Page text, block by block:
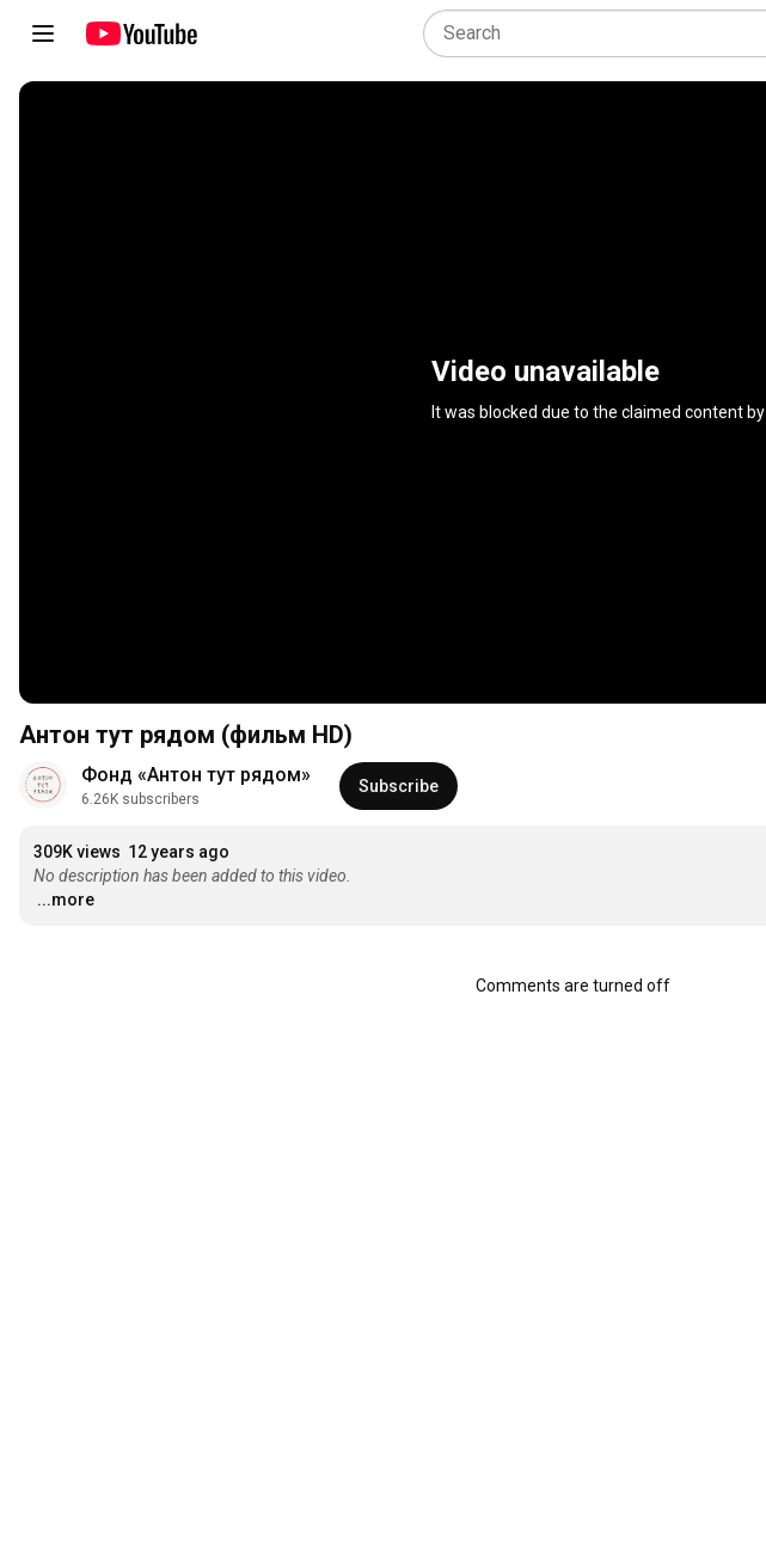
Video unavailable
It was blocked due to the claimed content by
Антон тут рядом (фильм HD)
Фонд «Антон тут рядом»
6.26K subscribers
Subscribe
309K views 12 years ago
No description has been added to this video.
...more
Comments are turned off